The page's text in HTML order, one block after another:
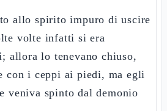
allo spirito impuro di uscire
volte infatti si era
allora lo tenevano chiuso,
con i ceppi ai piedi, ma egli
veniva spinto dal demonio